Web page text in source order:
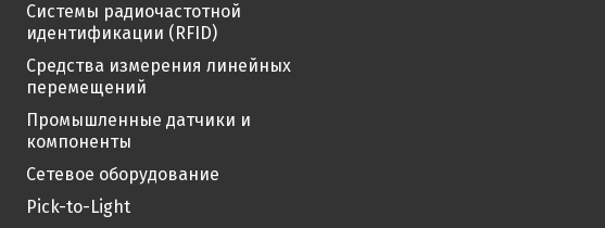
Системы радиочастотной
идентификации (RFID)
Средства измерения линейных
перемещений
Промышленные датчики и
компоненты
Сетевое оборудование
Pick-to-Light